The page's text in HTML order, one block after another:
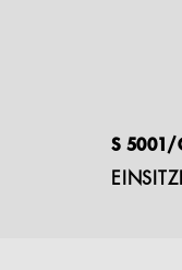
S 5001/